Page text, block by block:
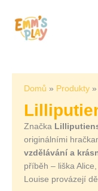
obsah
Domů Produkty
Značka
originálními
vzdělávání a
příběh – liška
Louise provázejí